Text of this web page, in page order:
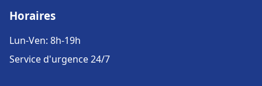
Horaires
Lun-Ven: 8h-19h
Service d'urgence 24/7